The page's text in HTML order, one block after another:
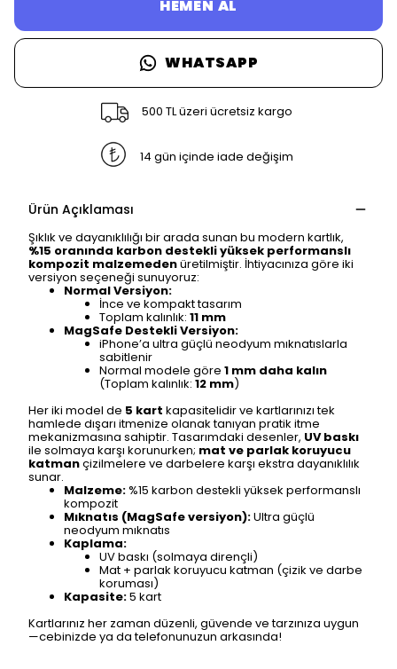
HEMEN AL
WHATSAPP
500 TL üzeri ücretsiz kargo
14 gün içinde iade değişim
Ürün Açıklaması
Şıklık ve dayanıklılığı bir arada sunan bu modern kartlık,
%15 oranında karbon destekli yüksek performanslı
kompozit malzemedenüretilmiştir. İhtiyacınıza göre iki
versiyon seçeneği sunuyoruz:
Normal Versiyon:
İnce ve kompakt tasarım
Toplam kalınlık: 11 mm
MagSafe Destekli Versiyon:
iPhone’a ultra güçlü neodyum mıknatıslarla
sabitlenir
Normal modele göre 1 mm daha kalın
(Toplam kalınlık: 12 mm)
Her iki model de 5 kart kapasitelidir ve kartlarınızı tek
hamlede dışarı itmenize olanak tanıyan pratik itme
mekanizmasına sahiptir. Tasarımdaki desenler, UV baskı
ile solmaya karşı korunurken; mat ve parlak koruyucu
katmançizilmelere ve darbelere karşı ekstra dayanıklılık
sunar.
Malzeme:%15 karbon destekli yüksek performanslı
kompozit
Mıknatıs (MagSafe versiyon):Ultra güçlü
neodyum mıknatıs
Kaplama:
UV baskı (solmaya dirençli)
Mat + parlak koruyucu katman (çizik ve darbe
koruması)
Kapasite:5 kart
Kartlarınız her zaman düzenli, güvende ve tarzınıza uygun
—cebinizde ya da telefonunuzun arkasında!